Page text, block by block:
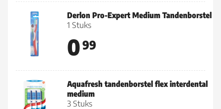
Derlon Pro-Expert Medium Tandenborstel
1 Stuks
099
Aquafresh tandenborstel flex interdental
medium
3 Stuks